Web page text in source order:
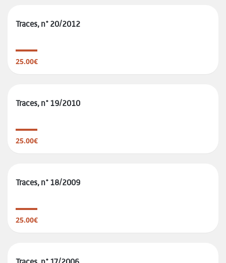
Traces, n° 20/2012
25.00€
Traces, n° 19/2010
25.00€
Traces, n° 18/2009
25.00€